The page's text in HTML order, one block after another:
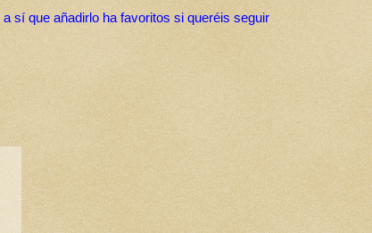
a sí que añadirlo ha favoritos si queréis seguir